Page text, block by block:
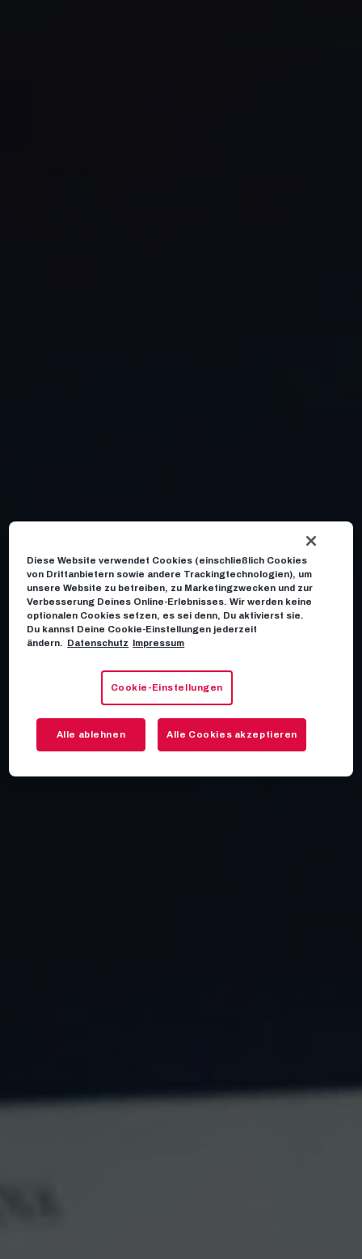
Diese Website verwendet Cookies (einschließlich Cookies
von Drittanbietern sowie andere Trackingtechnologien), um
unsere Website zu betreiben, zu Marketingzwecken und zur
Verbesserung Deines Online-Erlebnisses. Wir werden keine
optionalen Cookies setzen, es sei denn, Du aktivierst sie.
Du kannst Deine Cookie-Einstellungen jederzeit
ändern. Datenschutz Impressum
Cookie-Einstellungen
Alle ablehnen Alle Cookies akzeptieren